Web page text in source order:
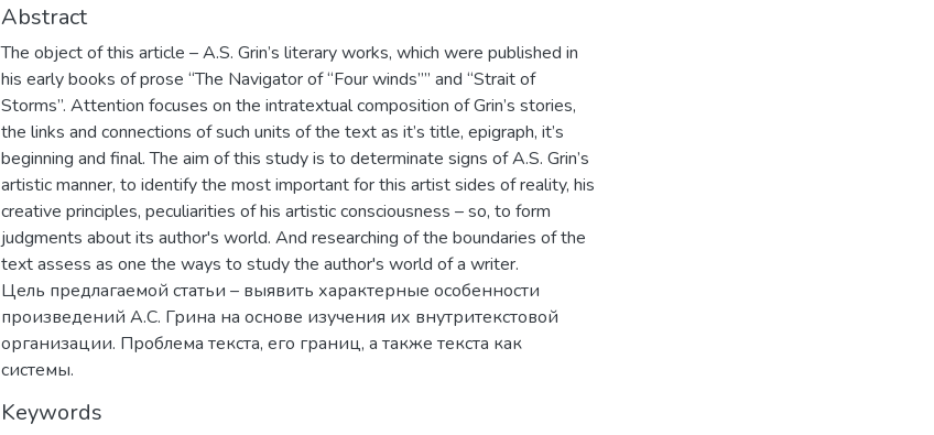
Abstract
The object of this article – A.S. Grin’s literary works, which were published in
his early books of prose “The Navigator of “Four winds”” and “Strait of
Storms”. Attention focuses on the intratextual composition of Grin’s stories,
the links and connections of such units of the text as it’s title, epigraph, it’s
beginning and final. The aim of this study is to determinate signs of A.S. Grin’s
artistic manner, to identify the most important for this artist sides of reality, his
creative principles, peculiarities of his artistic consciousness – so, to form
judgments about its author's world. And researching of the boundaries of the
text assess as one the ways to study the author's world of a writer.
Цель предлагаемой статьи – выявить характерные особенности
произведений А.С. Грина на основе изучения их внутритекстовой
организации. Проблема текста, его границ, а также текста как
системы.
Keywords